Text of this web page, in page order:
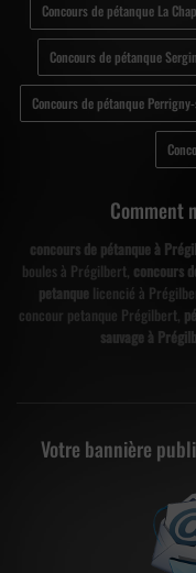
Concours de pétanque La
Concours de pétanque
Concours de pétanque
Comment
concours de pétanque à
boules à Prégilbert, concours
petanque licencié à
concour petanque Prégilbert,
sauvage à
Votre bannière